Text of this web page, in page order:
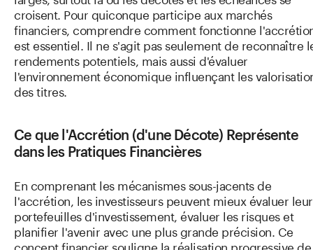
croisent. Pour quiconque participe aux marchés
financiers, comprendre comment fonctionne
est essentiel. Il ne s'agit pas seulement de reconnaître
rendements potentiels, mais aussi d'évaluer
l'environnement économique influençant les
des titres.
Ce que l'Accrétion (d'une Décote) Représente
dans les Pratiques Financières
En comprenant les mécanismes sous-jacents de
l'accrétion, les investisseurs peuvent mieux évaluer
portefeuilles d'investissement, évaluer les risques et
planifier l'avenir avec une plus grande précision. Ce
concept financier souligne la réalisation progressive